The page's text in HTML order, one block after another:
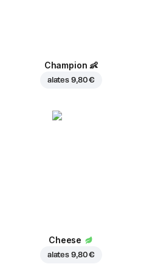
Champion 👶
alates 9,80 €
Cheese
alates 9,80 €